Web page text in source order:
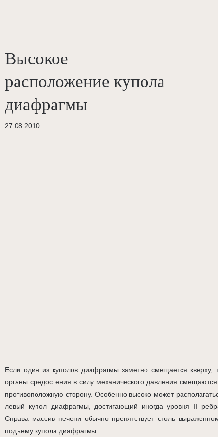
Высокое
расположение купола
диафрагмы
27.08.2010
Если один из куполов диафрагмы заметно смещается кверху,
органы средостения в силу механического давления
противоположную сторону. Особенно высоко может
левый купол диафрагмы, достигающий иногда уровня II
Справа массив печени обычно препятствует столь
подъему купола диафрагмы.